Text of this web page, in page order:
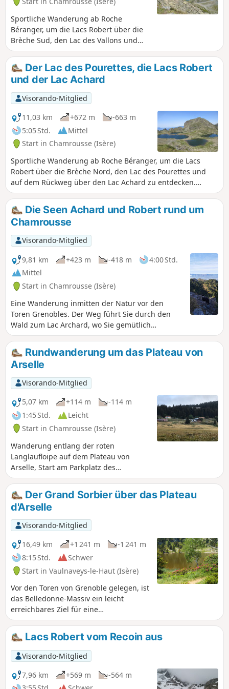
Sportliche Wanderung ab Roche
Béranger, um die Lacs Robert über die
Brèche Sud, den Lac des Vallons und
auf dem Rückweg über die Croix de
Chamrousse zu entdecken. Grandiose
und wilde Landschaften. Achtung, es
sind felsige Passagen zu überwinden.
Der Lac des Pourettes, die Lacs Robert
und der Lac Achard
Visorando-Mitglied
11,03 km
+672 m
-663 m
5:05 Std.
Mittel
Start in Chamrousse (Isère)
Sportliche Wanderung ab Roche Béranger, um die Lacs
Robert über die Brèche Nord, den Lac des Pourettes und
auf dem Rückweg über den Lac Achard zu entdecken.
Grandiose und wilde Landschaften. Achtung, es sind felsige
Passagen zu überwinden.
Die Seen Achard und Robert rund um
Chamrousse
Visorando-Mitglied
9,81 km
+423 m -418 m
4:00 Std.
Mittel
Start in Chamrousse (Isère)
Eine Wanderung inmitten der Natur vor den
Toren Grenobles. Der Weg führt Sie durch den
Wald zum Lac Archard, wo Sie gemütlich
verweilen können. In einer offeneren Umgebung
steigt der Weg dann zu den Lacs Robert hinauf.
Rundwanderung um das Plateau von
Arselle
Visorando-Mitglied
5,07 km
+114 m
-114 m
1:45 Std.
Leicht
Start in Chamrousse (Isère)
Wanderung entlang der roten
Langlaufloipe auf dem Plateau von
Arselle, Start am Parkplatz des
Restaurants und Schwimmbads im Dorf
Bachat in Chamrousse 1700. Ein großer
Teil der Wanderung führt durch den
Wald.
Der Grand Sorbier über das Plateau
d'Arselle
Visorando-Mitglied
16,49 km
+1 241 m
-1 241 m
8:15 Std.
Schwer
Start in Vaulnaveys-le-Haut (Isère)
Vor den Toren von Grenoble gelegen, ist
das Belledonne-Massiv ein leicht
erreichbares Ziel für eine
Tageswanderung, das alle Höhenlagen
und zahlreiche Seen bietet. Der Grand
Sorbier in der Nähe des Skigebiets
Chamrousse überragt das Romanche-
Tal aus 1800 m Höhe und blickt darüber
hinaus auf die Grandes Rousses und die
Alpen.Der erste, stark frequentierte Teil
Lacs Robert vom Recoin aus
Visorando-Mitglied
7,96 km
+569 m
-564 m